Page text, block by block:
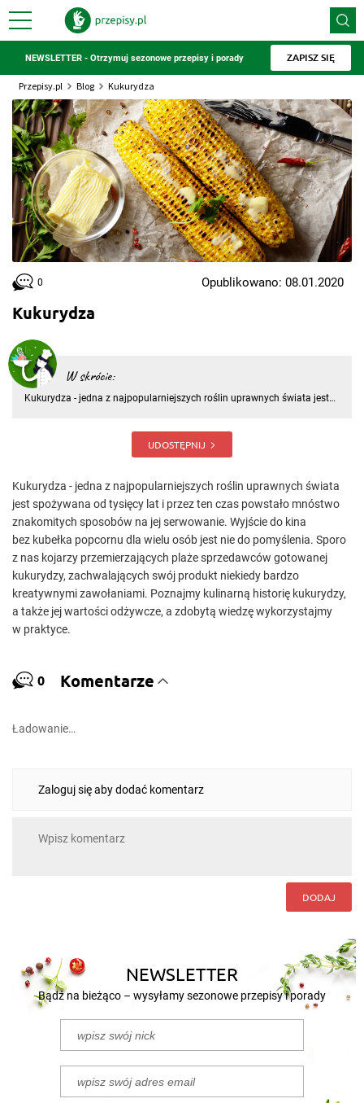
NEWSLETTER - Otrzymuj sezonowe przepisy i porady ZAPISZ SIĘ
Przepisy.pl Blog Kukurydza
Kukurydza
W skrócie:
Kukurydza - jedna z najpopularniejszych roślin uprawnych świata jest
kubełka popcornu dla wielu osób jest nie do pomyślenia. Sporo z nas
UDOSTĘPNIJ
0 Opublikowano: 08.01.2020
Kukurydza - jedna z najpopularniejszych roślin uprawnych świata
jest spożywana od tysięcy lat i przez ten czas powstało mnóstwo
znakomitych sposobów na jej serwowanie. Wyjście do kina
bez kubełka popcornu dla wielu osób jest nie do pomyślenia. Sporo
z nas kojarzy przemierzających plaże sprzedawców gotowanej
kukurydzy, zachwalających swój produkt niekiedy bardzo
kreatywnymi zawołaniami. Poznajmy kulinarną historię kukurydzy,
a także jej wartości odżywcze, a zdobytą wiedzę wykorzystajmy
w praktyce.
0 Komentarze
Ładowanie…
Zaloguj się aby dodać komentarz
DODAJ
NEWSLETTER
Bądź na bieżąco – wysyłamy sezonowe przepisy i porady